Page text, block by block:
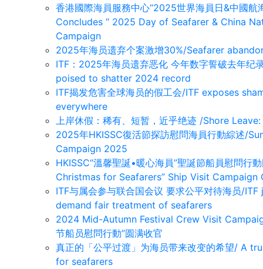
香港國際海員服務中心“2025世界海員日&中國航
Concludes “ 2025 Day of Seafarer & China
Campaign
2025年海员遗弃个案激增30%/Seafarer
ITF：2025年海员遗弃恶化 今年数字誓破去年
poised to shatter 2024 record
ITF揭发危害全球海员的假工会/ITF exposes
everywhere
上岸休假：稀有、短暂，近乎绝迹 /Shore
2025年HKISSC復活節探訪慰問海員行動綜述/
Campaign 2025
HKISSC“溫馨聖誕•暖心海員”聖誕節船員慰問行
Christmas for Seafarers” Ship Visit
ITF与属会参与联合国会议 要求公平对待海员/
demand fair treatment of seafarers
2024 Mid-Autumn Festival Crew Visit
节船员慰問行動”圆满收官
真正的「公平过渡」为海员带来改变的希望/ A
for seafarers